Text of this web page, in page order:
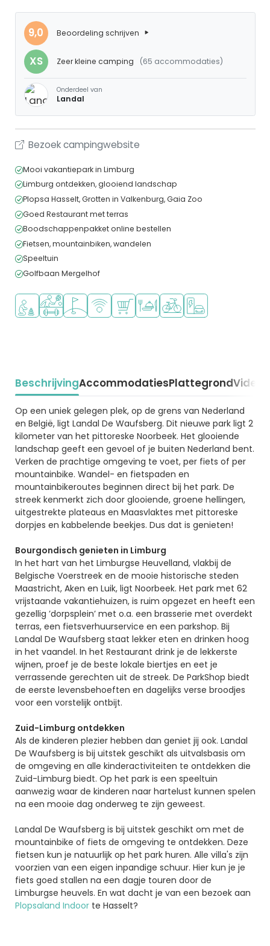
9,0 Beoordeling schrijven
XS Zeer kleine camping (65 accommodaties)
Onderdeel van
Landal
Bezoek campingwebsite
Mooi vakantiepark in Limburg
Limburg ontdekken, glooiend landschap
Plopsa Hasselt, Grotten in Valkenburg, Gaia Zoo
Goed Restaurant met terras
Boodschappenpakket online bestellen
Fietsen, mountainbiken, wandelen
Speeltuin
Golfbaan Mergelhof
Aanbevolen voor jonge kinderen
Veel mogelijkheden om te sporten
Golfbaan in de buurt
WiFi beschikbaar
Campingwinkel/Supermarkt
Restaurant of pizzeria
Fietsverhuur
Laadpaal
BeschrijvingAccommodatiesPlattegrondVideo
Beschrijving
Op een uniek gelegen plek, op de grens van Nederland
en België, ligt Landal De Waufsberg. Dit nieuwe park ligt 2
kilometer van het pittoreske Noorbeek. Het glooiende
landschap geeft een gevoel of je buiten Nederland bent.
Verken de prachtige omgeving te voet, per fiets of per
mountainbike. Wandel- en fietspaden en
mountainbikeroutes beginnen direct bij het park. De
streek kenmerkt zich door glooiende, groene hellingen,
uitgestrekte plateaus en Maasvlaktes met pittoreske
dorpjes en kabbelende beekjes. Dus dat is genieten!
Bourgondisch genieten in Limburg
In het hart van het Limburgse Heuvelland, vlakbij de
Belgische Voerstreek en de mooie historische steden
Maastricht, Aken en Luik, ligt Noorbeek. Het park met 62
vrijstaande vakantiehuizen, is ruim opgezet en heeft een
gezellig ’dorpsplein’ met o.a. een brasserie met overdekt
terras, een fietsverhuurservice en een parkshop. Bij
Landal De Waufsberg staat lekker eten en drinken hoog
in het vaandel. In het Restaurant drink je de lekkerste
wijnen, proef je de beste lokale biertjes en eet je
verrassende gerechten uit de streek. De ParkShop biedt
de eerste levensbehoeften en dagelijks verse broodjes
voor een vorstelijk ontbijt.
Zuid-Limburg ontdekken
Als de kinderen plezier hebben dan geniet jij ook. Landal
De Waufsberg is bij uitstek geschikt als uitvalsbasis om
de omgeving en alle kinderactiviteiten te ontdekken die
Zuid-Limburg biedt. Op het park is een speeltuin
aanwezig waar de kinderen naar hartelust kunnen spelen
na een mooie dag onderweg te zijn geweest.
Landal De Waufsberg is bij uitstek geschikt om met de
mountainbike of fiets de omgeving te ontdekken. Deze
fietsen kun je natuurlijk op het park huren. Alle villa's zijn
voorzien van een eigen inpandige schuur. Hier kun je je
fiets goed stallen na een dagje touren door de
Limburgse heuvels. En wat dacht je van een bezoek aan
Plopsaland Indoorte Hasselt?